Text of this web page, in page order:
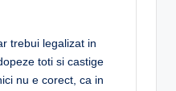
trebui legalizat in
toti si castige
nu e corect, ca in